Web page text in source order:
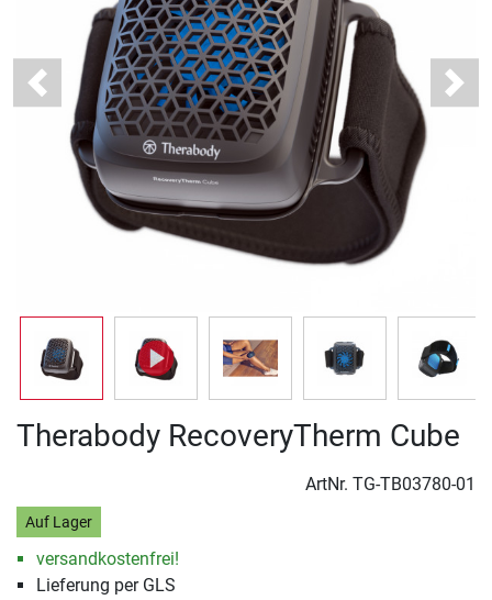
Previous Next
Therabody RecoveryTherm Cube
ArtNr. TG-TB03780-01
Auf Lager
versandkostenfrei!
Lieferung per GLS